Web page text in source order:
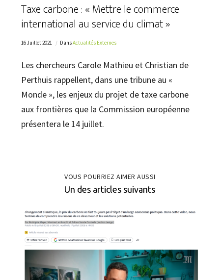
Taxe carbone : « Mettre le commerce
international au service du climat »
16 Juillet 2021 DansActualités Externes
Les chercheurs Carole Mathieu et Christian de
Perthuis rappellent, dans une tribune au «
Monde », les enjeux du projet de taxe carbone
aux frontières que la Commission européenne
présentera le 14 juillet.
VOUS POURRIEZ AIMER AUSSI
Un des articles suivants